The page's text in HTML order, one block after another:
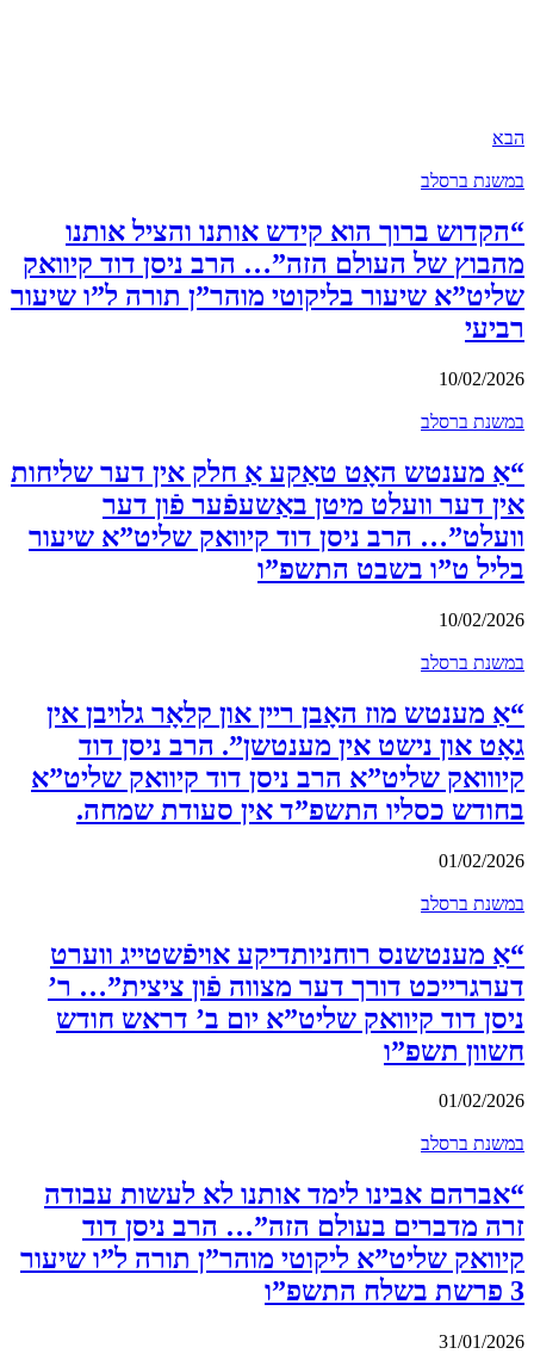
הבא
במשנת ברסלב
“הקדוש ברוך הוא קידש אותנו והציל אותנו
מהבוץ של העולם הזה”… הרב ניסן דוד קיוואק
שליט”א שיעור בליקוטי מוהר”ן תורה ל”ו שיעור
רביעי
10/02/2026
במשנת ברסלב
“אַ מענטש האָט טאַקע אַ חלק אין דער שליחות
אין דער וועלט מיטן באַשעפֿער פֿון דער
וועלט”… הרב ניסן דוד קיוואק שליט”א שיעור
בליל ט”ו בשבט התשפ”ו
10/02/2026
במשנת ברסלב
“אַ מענטש מוז האָבן ריין און קלאָר גלויבן אין
גאָט און נישט אין מענטשן”. הרב ניסן דוד
קיווואק שליט”א הרב ניסן דוד קיוואק שליט”א
בחודש כסליו התשפ”ד אין סעודת שמחה.
01/02/2026
במשנת ברסלב
“אַ מענטשנס רוחניותדיקע אויפֿשטייג ווערט
דערגרייכט דורך דער מצווה פֿון ציצית”… ר’
ניסן דוד קיוואק שליט”א יום ב’ דראש חודש
חשוון תשפ”ו
01/02/2026
במשנת ברסלב
“אברהם אבינו לימד אותנו לא לעשות עבודה
זרה מדברים בעולם הזה”… הרב ניסן דוד
קיוואק שליט”א ליקוטי מוהר”ן תורה ל”ו שיעור
3 פרשת בשלח התשפ”ו
31/01/2026